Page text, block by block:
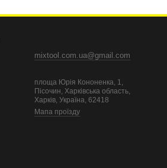
mixtool.com.ua@gmail.com
площа Юрія Кононенка, 1,
Пісочин, Харківська область,
Харків, Україна, 62418
Мапа проїзду